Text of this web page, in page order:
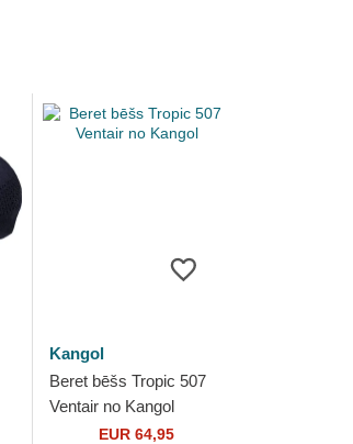
Kangol
Beret bēšs Tropic 507
Ventair no Kangol
EUR 64,95